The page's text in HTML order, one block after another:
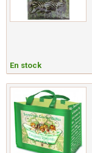
En stock